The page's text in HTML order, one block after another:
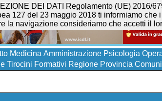
Medicina Amministrazione Psicologia
Tirocini Formativi Regione Provincia Comuni
DEI DATI Regolamento (UE) 2016/
127 del 23 maggio 2018 ti informiamo
la navigazione consideriamo che accetti il